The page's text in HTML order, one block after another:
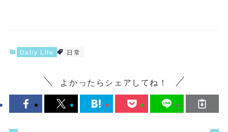
Daily Life 日常
よかったらシェアしてね！